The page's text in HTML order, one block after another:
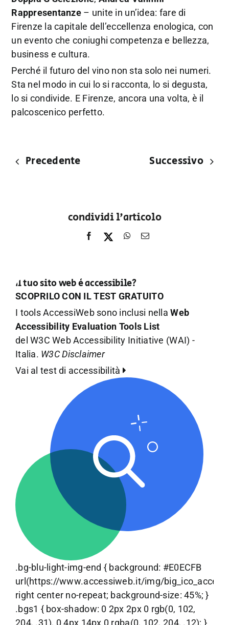
Rappresentanze – unite in un’idea: fare di
Firenze la capitale dell’eccellenza enologica, con
un evento che coniughi competenza e bellezza,
business e cultura.
Perché il futuro del vino non sta solo nei numeri.
Sta nel modo in cui lo si racconta, lo si degusta,
lo si condivide. E Firenze, ancora una volta, è il
palcoscenico perfetto.
Precedente Successivo
condividi l'articolo
Il tuo sito web è accessibile?
SCOPRILO CON IL TEST GRATUITO
I tools AccessiWeb sono inclusi nellaWeb
Accessibility Evaluation Tools List
del W3C Web Accessibility Initiative (WAI) -
Italia. W3C Disclaimer
Vai al test di accessibilità
.bg-blu-light-img-end { background: #E0ECFB
url(https://www.accessiweb.it/img/
right center no-repeat; background-size: 45%; }
.bgs1 { box-shadow: 0 2px 2px 0 rgb(0, 102,
204, .31), 0 4px 14px 0 rgba(0, 102, 204, .12); }